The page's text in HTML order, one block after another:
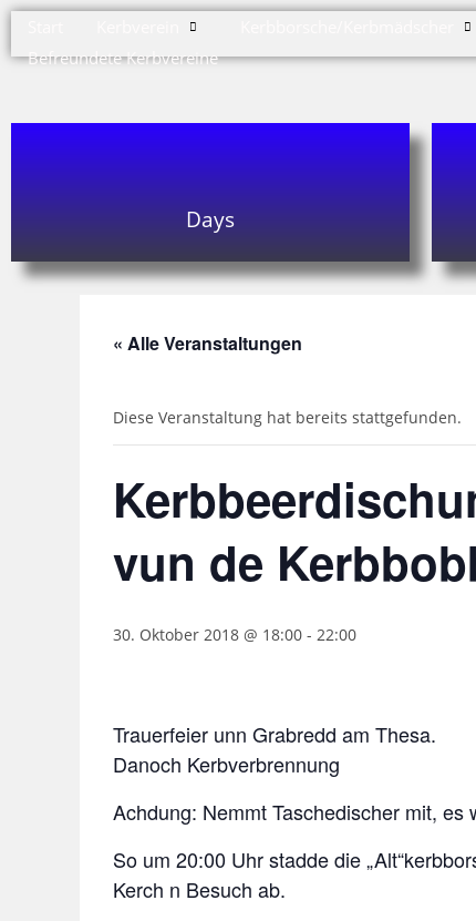
Befreundete Kerbvereine
Days
« Alle Veranstaltungen
Diese Veranstaltung hat bereits stattgefunden.
vun de
30. Oktober 2018 @ 18:00 - 22:00
Trauerfeier unn Grabredd am Thesa.
Danoch Kerbverbrennung
Achdung: Nemmt Taschedischer mit, es
So um 20:00 Uhr stadde die
Kerch n Besuch ab.